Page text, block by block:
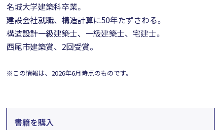
名城大学建築科卒業。
建設会社就職、構造計算に50年たずさわる。
構造設計一級建築士、一級建築士、宅建士。
西尾市建築賞、2回受賞。
※この情報は、2026年6月時点のものです。
書籍を購入